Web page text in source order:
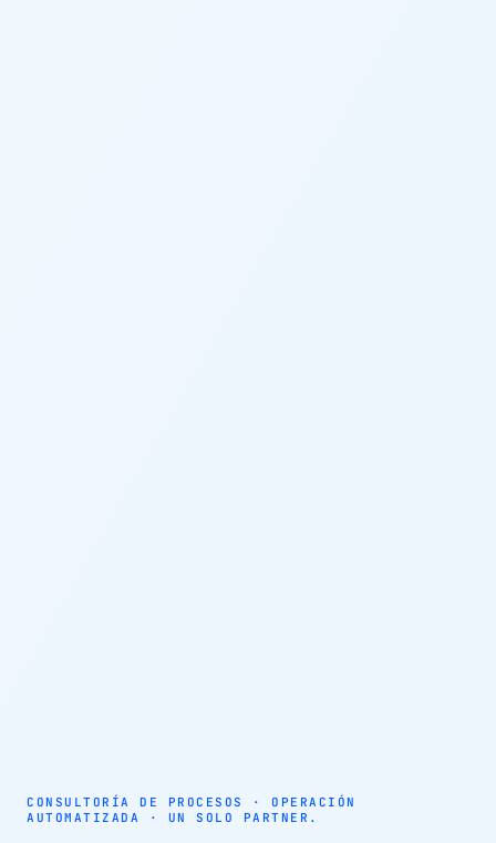
AUTOMATIZACIÓN · AGENTES AUTÓNOMOS · EFICIENCIA
OPERATIVA